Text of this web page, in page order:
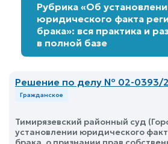
Рубрика «Об
юридического факта
брака»: вся практика и
в полной базе
Решение по делу № 02-0393/
Гражданское
Тимирязевский районный суд
установлении юридического